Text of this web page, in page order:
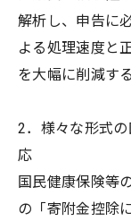
解析し、申告に
よる処理速度と
を⼤幅に削減する
2．様々な形式
応
国⺠健康保険等
の「寄附⾦控除